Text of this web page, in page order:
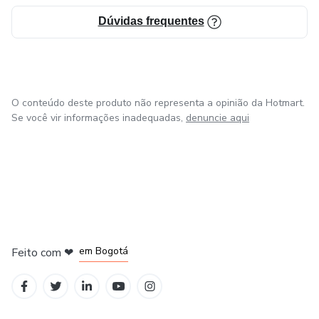
Dúvidas frequentes
O conteúdo deste produto não representa a opinião da Hotmart.
Se você vir informações inadequadas, denuncie aqui
Feito com ❤ em Bogotá